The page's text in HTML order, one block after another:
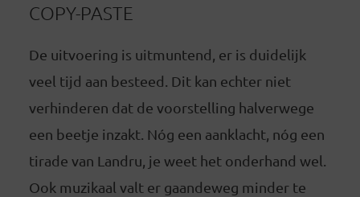
COPY-PASTE
De uitvoering is uitmuntend, er is duidelijk
veel tijd aan besteed. Dit kan echter niet
verhinderen dat de voorstelling halverwege
een beetje inzakt. Nóg een aanklacht, nóg een
tirade van Landru, je weet het onderhand wel.
Ook muzikaal valt er gaandeweg minder te